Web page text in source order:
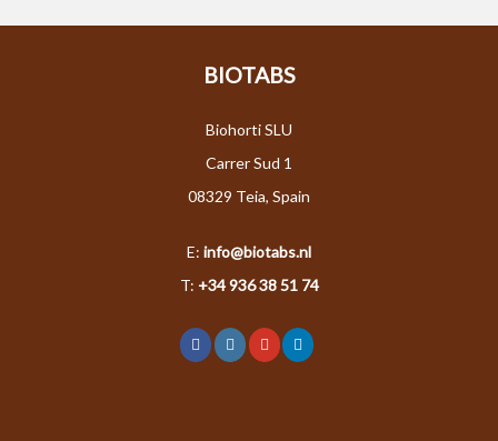
BIOTABS
Biohorti SLU
Carrer Sud 1
08329 Teia, Spain
E: info@biotabs.nl
T: +34 936 38 51 74